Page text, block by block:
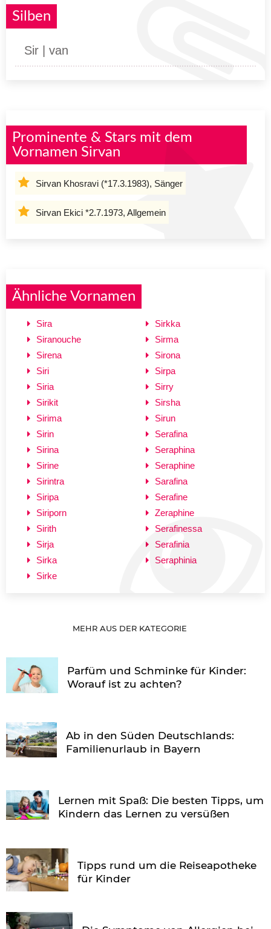
Silben
Sir | van
Prominente & Stars mit dem
Vornamen Sirvan
Sirvan Khosravi (*17.3.1983), Sänger
Sirvan Ekici *2.7.1973, Allgemein
Ähnliche Vornamen
Sira
Siranouche
Sirena
Siri
Siria
Sirikit
Sirima
Sirin
Sirina
Sirine
Sirintra
Siripa
Siriporn
Sirith
Sirja
Sirka
Sirke
Sirkka
Sirma
Sirona
Sirpa
Sirry
Sirsha
Sirun
Serafina
Seraphina
Seraphine
Sarafina
Serafine
Zeraphine
Serafinessa
Serafinia
Seraphinia
MEHR AUS DER KATEGORIE
Parfüm und Schminke für Kinder:
Worauf ist zu achten?
Ab in den Süden Deutschlands:
Familienurlaub in Bayern
Lernen mit Spaß: Die besten Tipps, um
Kindern das Lernen zu versüßen
Tipps rund um die Reiseapotheke
für Kinder